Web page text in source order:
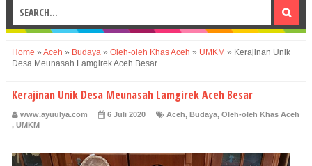
Home » Aceh » Budaya » Oleh-oleh Khas Aceh » UMKM » Kerajinan Unik
Desa Meunasah Lamgirek Aceh Besar
Kerajinan Unik Desa Meunasah Lamgirek Aceh Besar
www.ayuulya.com 6 Juli 2020 Aceh, Budaya, Oleh-oleh Khas Aceh
, UMKM